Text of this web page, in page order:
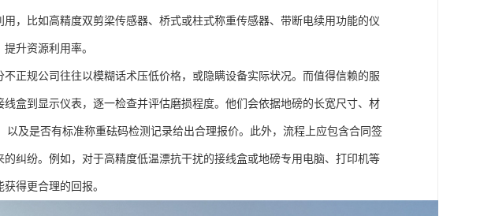
，比如高精度双剪梁传感器、桥式或柱式称重传感器、带断电续用功能的仪
升资源利用率。
正规公司往往以模糊话术压低价格，或隐瞒设备实际状况。而值得信赖的服
盒到显示仪表，逐一检查并评估磨损程度。他们会依据地磅的长宽尺寸、材
以及是否有标准称重砝码检测记录给出合理报价。此外，流程上应包含合同签
纠纷。例如，对于高精度低温漂抗干扰的接线盒或地磅专用电脑、打印机等
得更合理的回报。